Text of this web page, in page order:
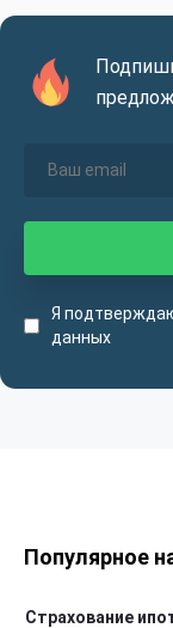
Я
данных
Популярное
Страхование